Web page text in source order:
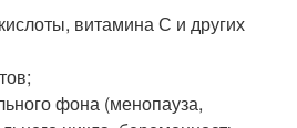
витамина С и других
фона (менопауза,